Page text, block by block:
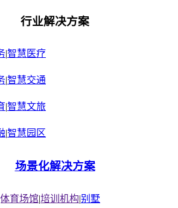
行业解决方案
|智慧医疗
|智慧交通
|智慧文旅
|智慧园区
场景化解决方案
育场馆|培训机构|别墅